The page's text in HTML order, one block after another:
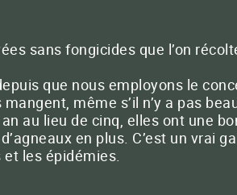
sans fongicides que l’on
que nous employons le
mangent, même s’il n’y a pas
au lieu de cinq, elles ont une
en plus. C’est un vrai
et les épidémies.